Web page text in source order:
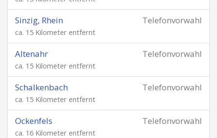
Telefonvorwahl
Sinzig, Rhein
ca. 15 Kilometer entfernt
Telefonvorwahl
Altenahr
ca. 15 Kilometer entfernt
Telefonvorwahl
Schalkenbach
ca. 15 Kilometer entfernt
Telefonvorwahl
Ockenfels
ca. 16 Kilometer entfernt